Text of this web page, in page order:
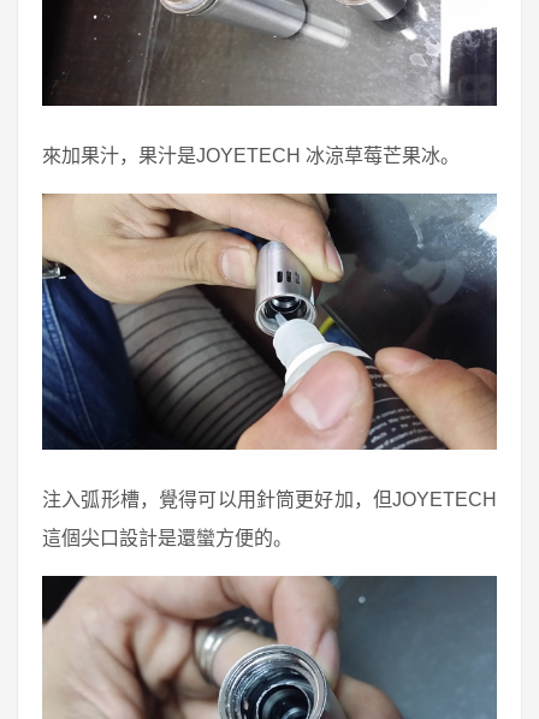
來加果汁，果汁是JOYETECH 冰涼草莓芒果冰。
注入弧形槽，覺得可以用針筒更好加，但JOYETECH
這個尖口設計是還蠻方便的。